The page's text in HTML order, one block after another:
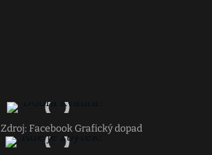
Zdroj: Facebook Grafický dopad